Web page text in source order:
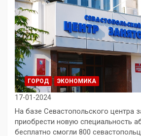
ГОРОД ЭКОНОМИКА
17-01-2024
На базе Севастопольского центра
приобрести новую специальность
бесплатно смогли 800